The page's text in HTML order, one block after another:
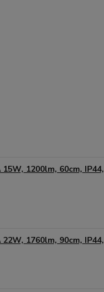
1200lm, 60cm, IP44,
1760lm, 90cm, IP44,